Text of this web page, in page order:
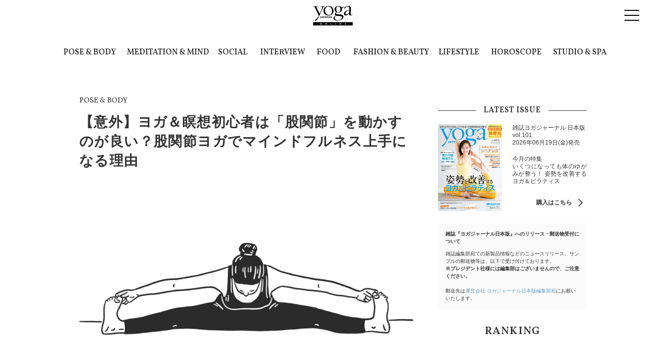
POSE & BODY MEDITATION & MIND SOCIAL INTERVIEW FOOD FASHION & BEAUTY LIFESTYLE HOROSCOPE STUDIO & SPA
POSE & BODY
【意外】ヨガ＆瞑想初心者は「股関節」を動かす
のが良い？股関節ヨガでマインドフルネス上手に
なる理由
LATEST ISSUE
雑誌ヨガジャーナル 日本版
vol.101
2026年06月19日(金)発売
今月の特集
いくつになっても体のゆが
みが整う！ 姿勢を改善する
ヨガ＆ピラティス
購入はこちら
雑誌『ヨガジャーナル日本版』へのリリース・郵送物受付に
ついて
雑誌編集部宛ての新製品情報などのニュースリリース、サン
プルの郵送物等は、以下で受け付けております。
※プレジデント社様には編集部はございませんので、ご注意
ください。
郵送先は運営会社:ヨガジャーナル日本版編集部宛にお願い
いたします。
RANKING